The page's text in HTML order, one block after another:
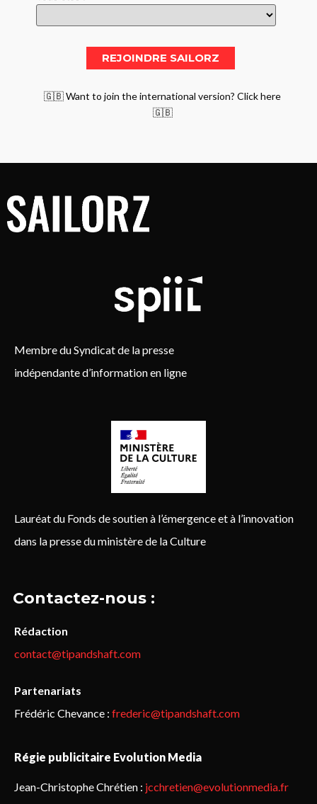
🇬🇧 Want to join the international version? Click here
🇬🇧
Membre du Syndicat de la presse
indépendante d’information en ligne
Lauréat du Fonds de soutien à l’émergence et à l’innovation
dans la presse du ministère de la Culture
Contactez-nous :
Rédaction
contact@tipandshaft.com
Partenariats
Frédéric Chevance : frederic@tipandshaft.com
Régie publicitaire Evolution Media
Jean-Christophe Chrétien : jcchretien@evolutionmedia.fr